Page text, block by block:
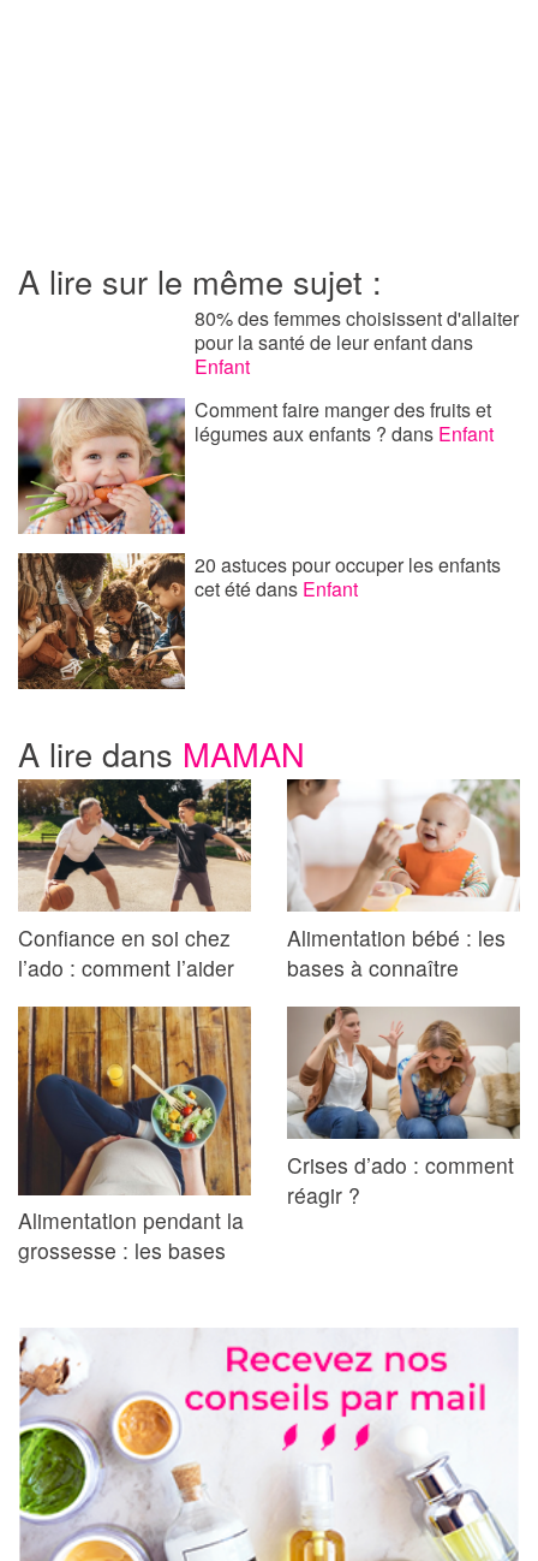
A lire sur le même sujet :
80% des femmes choisissent d'allaiter
pour la santé de leur enfantdans
Enfant
Comment faire manger des fruits et
légumes aux enfants ?dans Enfant
20 astuces pour occuper les enfants
cet étédans Enfant
A lire dans MAMAN
Confiance en soi chez
l’ado : comment l’aider
Alimentation bébé : les
bases à connaître
Alimentation pendant la
grossesse : les bases
Crises d’ado : comment
réagir ?